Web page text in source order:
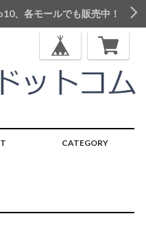
、各モールでも販売中！
CATEGORY